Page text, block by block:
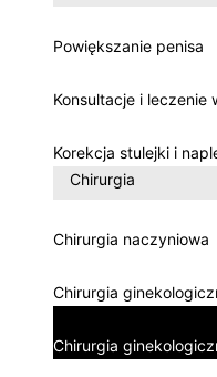
Powiększanie penisa
Konsultacje i leczenie
Korekcja stulejki i
Chirurgia
Chirurgia naczyniowa
Chirurgia
Chirurgia